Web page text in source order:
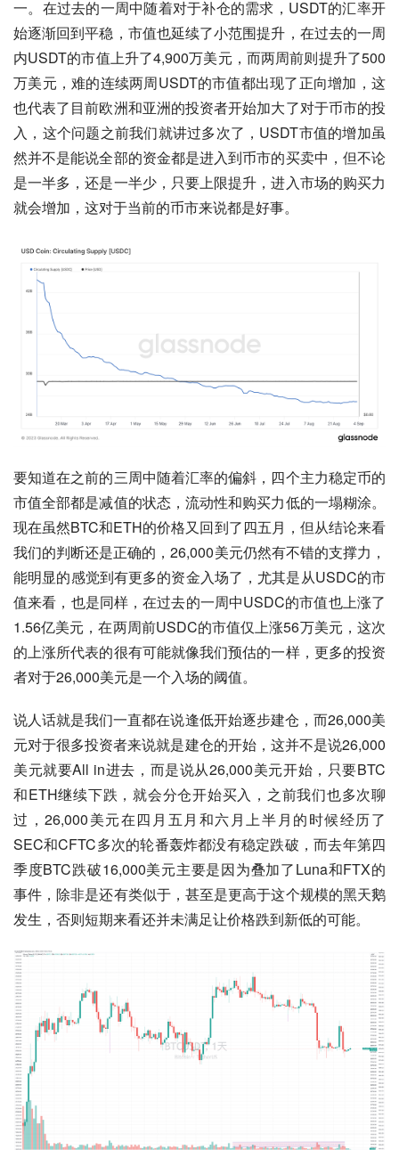
一。在过去的一周中随着对于补仓的需求，USDT的汇率开
始逐渐回到平稳，市值也延续了小范围提升，在过去的一周
内USDT的市值上升了4,900万美元，而两周前则提升了500
万美元，难的连续两周USDT的市值都出现了正向增加，这
也代表了目前欧洲和亚洲的投资者开始加大了对于币市的投
入，这个问题之前我们就讲过多次了，USDT市值的增加虽
然并不是能说全部的资金都是进入到币市的买卖中，但不论
是一半多，还是一半少，只要上限提升，进入市场的购买力
就会增加，这对于当前的币市来说都是好事。
要知道在之前的三周中随着汇率的偏斜，四个主力稳定币的
市值全部都是减值的状态，流动性和购买力低的一塌糊涂。
现在虽然BTC和ETH的价格又回到了四五月，但从结论来看
我们的判断还是正确的，26,000美元仍然有不错的支撑力，
能明显的感觉到有更多的资金入场了，尤其是从USDC的市
值来看，也是同样，在过去的一周中USDC的市值也上涨了
1.56亿美元，在两周前USDC的市值仅上涨56万美元，这次
的上涨所代表的很有可能就像我们预估的一样，更多的投资
者对于26,000美元是一个入场的阈值。
说人话就是我们一直都在说逢低开始逐步建仓，而26,000美
元对于很多投资者来说就是建仓的开始，这并不是说26,000
美元就要All in进去，而是说从26,000美元开始，只要BTC
和ETH继续下跌，就会分仓开始买入，之前我们也多次聊
过，26,000美元在四月五月和六月上半月的时候经历了
SEC和CFTC多次的轮番轰炸都没有稳定跌破，而去年第四
季度BTC跌破16,000美元主要是因为叠加了Luna和FTX的
事件，除非是还有类似于，甚至是更高于这个规模的黑天鹅
发生，否则短期来看还并未满足让价格跌到新低的可能。